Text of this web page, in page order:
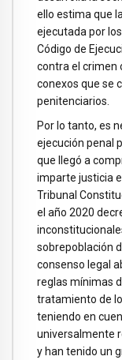
ello estima que
ejecutada por
Código de
contra el crimen
conexos que se
penitenciarios.
Por lo tanto, es
ejecución penal
que llegó a
imparte justicia
Tribunal
el año 2020
sobrepoblación
consenso legal
reglas mínimas
tratamiento de
teniendo en
universalmente
y han tenido un